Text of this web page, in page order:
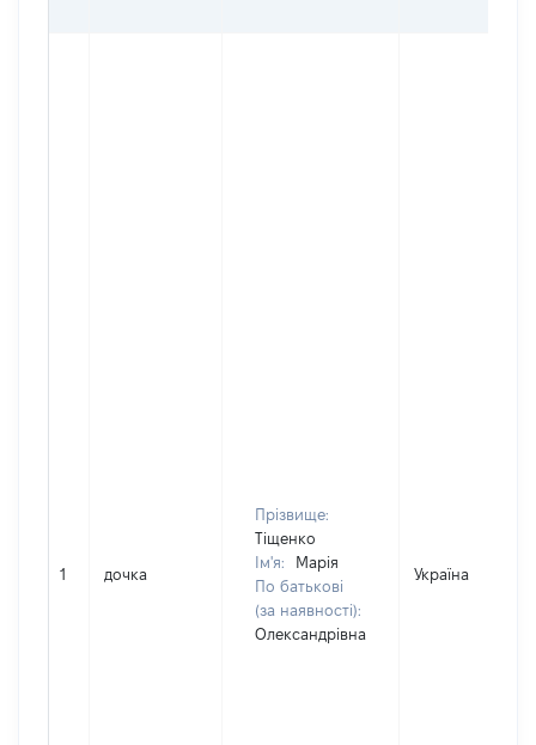
1 дочка
Прізвище:
Тіщенко
Ім'я:
Марія
По батькові
(за наявності):
Олександрівна
Україна